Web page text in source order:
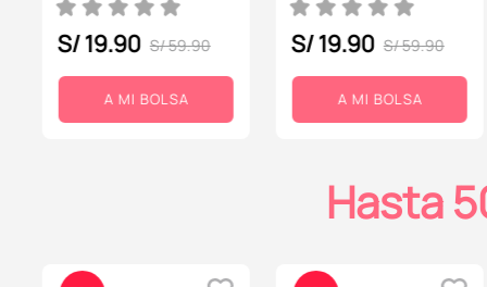
S/59.90
S/19.90
A MI BOLSA
S/59.90
S/19.90
A MI BOLSA
Hasta